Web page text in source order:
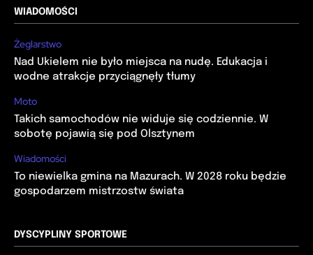
WIADOMOŚCI
Żeglarstwo
Nad Ukielem nie było miejsca na nudę. Edukacja i
wodne atrakcje przyciągnęły tłumy
Moto
Takich samochodów nie widuje się codziennie. W
sobotę pojawią się pod Olsztynem
Wiadomości
To niewielka gmina na Mazurach. W 2028 roku będzie
gospodarzem mistrzostw świata
DYSCYPLINY SPORTOWE